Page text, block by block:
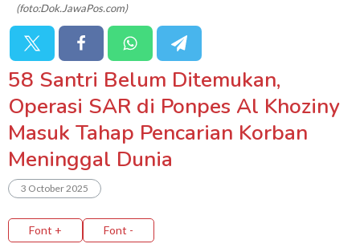
(foto:Dok.JawaPos.com)
58 Santri Belum Ditemukan,
Operasi SAR di Ponpes Al Khoziny
Masuk Tahap Pencarian Korban
Meninggal Dunia
3 October 2025
Font + Font -